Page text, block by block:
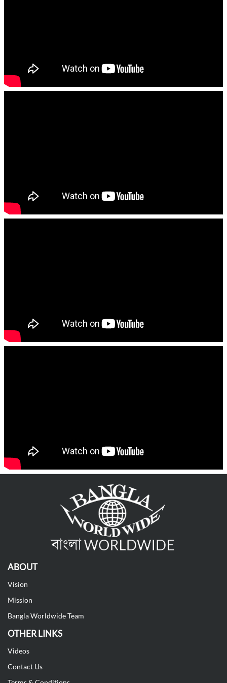
ABOUT
Vision
Mission
Bangla Worldwide Team
OTHER LINKS
Videos
Contact Us